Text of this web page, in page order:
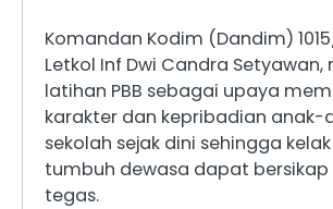
Komandan Kodim (Dandim)
Letkol Inf Dwi Candra
latihan PBB sebagai upaya
karakter dan kepribadian anak-
sekolah sejak dini sehingga
tumbuh dewasa dapat
tegas.